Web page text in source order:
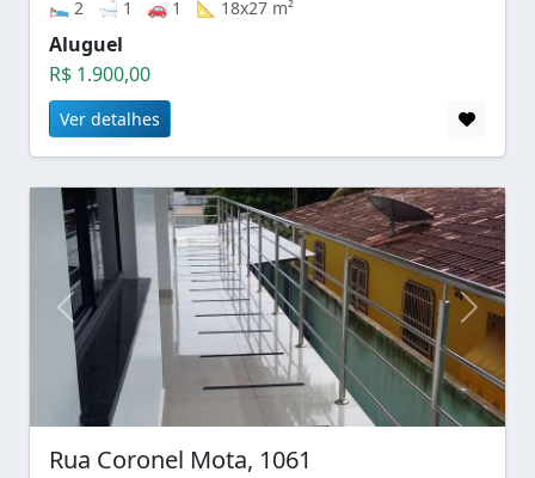
🛌 2 🛁 1 🚗 1 📐 18x27 m²
Aluguel
R$ 1.900,00
Ver detalhes
Rua Coronel Mota, 1061